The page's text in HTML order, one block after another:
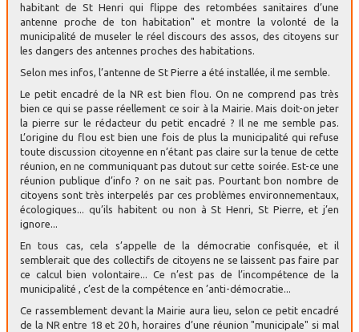
habitant de St Henri qui flippe des retombées sanitaires d’une
antenne proche de ton habitation" et montre la volonté de la
municipalité de museler le réel discours des assos, des citoyens sur
les dangers des antennes proches des habitations.
Selon mes infos, l’antenne de St Pierre a été installée, il me semble.
Le petit encadré de la NR est bien flou. On ne comprend pas très
bien ce qui se passe réellement ce soir à la Mairie. Mais doit-on jeter
la pierre sur le rédacteur du petit encadré ? Il ne me semble pas.
L’origine du flou est bien une fois de plus la municipalité qui refuse
toute discussion citoyenne en n’étant pas claire sur la tenue de cette
réunion, en ne communiquant pas dutout sur cette soirée. Est-ce une
réunion publique d’info ? on ne sait pas. Pourtant bon nombre de
citoyens sont très interpelés par ces problèmes environnementaux,
écologiques... qu’ils habitent ou non à St Henri, St Pierre, et j’en
ignore...
En tous cas, cela s’appelle de la démocratie confisquée, et il
semblerait que des collectifs de citoyens ne se laissent pas faire par
ce calcul bien volontaire... Ce n’est pas de l’incompétence de la
municipalité , c’est de la compétence en ’anti-démocratie...
Ce rassemblement devant la Mairie aura lieu, selon ce petit encadré
de la NR entre 18 et 20 h, horaires d’une réunion "municipale" si mal